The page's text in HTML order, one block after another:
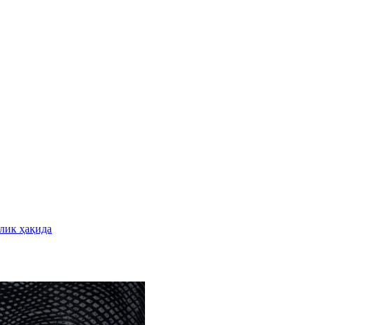
ҳақида